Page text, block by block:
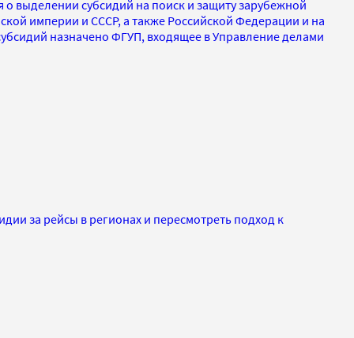
выделении субсидий на поиск и защиту зарубежной
империи и СССР, а также Российской Федерации и на
назначено ФГУП, входящее в Управление делами
за рейсы в регионах и пересмотреть подход к